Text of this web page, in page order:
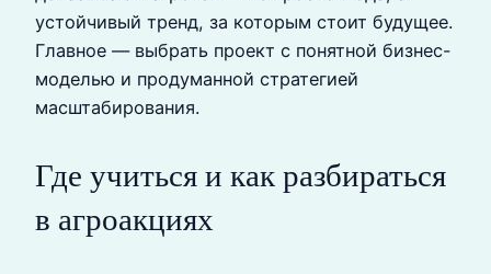
устойчивый тренд, за которым стоит будущее.
Главное — выбрать проект с понятной бизнес-
моделью и продуманной стратегией
масштабирования.
Где учиться и как разбираться
в агроакциях